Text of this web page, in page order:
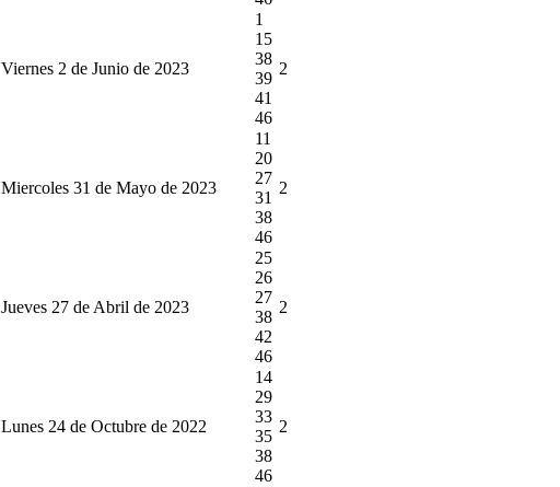
Viernes 2 de Junio de 2023
1
15
38
39
41
46
2
Miercoles 31 de Mayo de 2023
11
20
27
31
38
46
2
Jueves 27 de Abril de 2023
25
26
27
38
42
46
2
Lunes 24 de Octubre de 2022
14
29
33
35
38
46
2